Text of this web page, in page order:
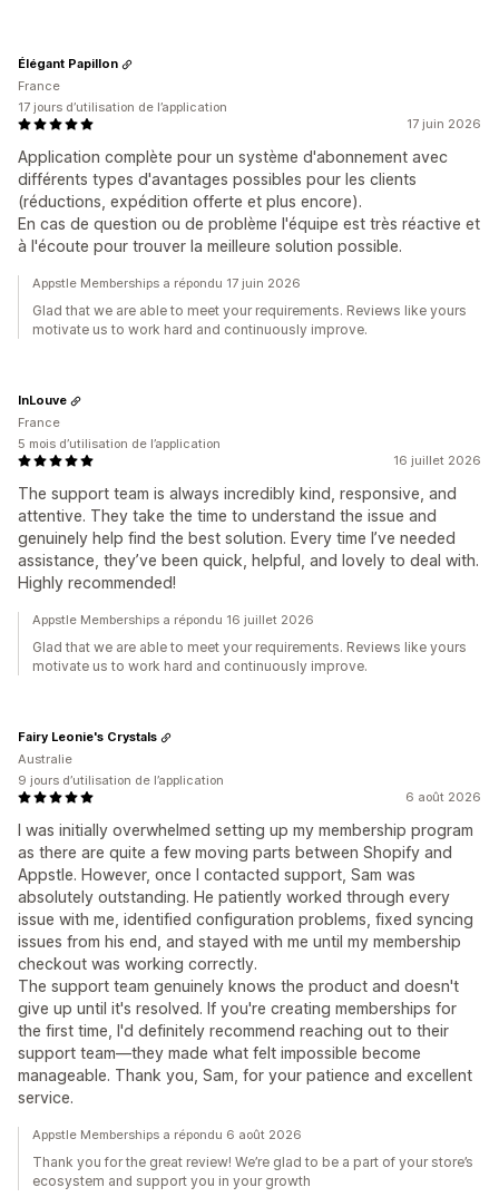
17 juin 2026
Application complète pour un système d'abonnement avec
différents types d'avantages possibles pour les clients
(réductions, expédition offerte et plus encore).
En cas de question ou de problème l'équipe est très réactive et
à l'écoute pour trouver la meilleure solution possible.
Élégant Papillon
France
17 jours d’utilisation de l’application
Appstle Memberships a répondu 17 juin 2026
Glad that we are able to meet your requirements. Reviews like yours
motivate us to work hard and continuously improve.
16 juillet 2026
The support team is always incredibly kind, responsive, and
attentive. They take the time to understand the issue and
genuinely help find the best solution. Every time I’ve needed
assistance, they’ve been quick, helpful, and lovely to deal with.
Highly recommended!
InLouve
France
5 mois d’utilisation de l’application
Appstle Memberships a répondu 16 juillet 2026
Glad that we are able to meet your requirements. Reviews like yours
motivate us to work hard and continuously improve.
6 août 2026
I was initially overwhelmed setting up my membership program
as there are quite a few moving parts between Shopify and
Appstle. However, once I contacted support, Sam was
absolutely outstanding. He patiently worked through every
issue with me, identified configuration problems, fixed syncing
issues from his end, and stayed with me until my membership
checkout was working correctly.
The support team genuinely knows the product and doesn't
give up until it's resolved. If you're creating memberships for
the first time, I'd definitely recommend reaching out to their
support team—they made what felt impossible become
manageable. Thank you, Sam, for your patience and excellent
service.
Fairy Leonie's Crystals
Australie
9 jours d’utilisation de l’application
Appstle Memberships a répondu 6 août 2026
Thank you for the great review! We’re glad to be a part of your store’s
ecosystem and support you in your growth